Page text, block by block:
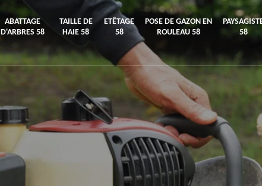
ABATTAGE
D'ARBRES 58
TAILLE DE
HAIE 58
ETÊTAGE
58
POSE DE GAZON EN
ROULEAU 58
58